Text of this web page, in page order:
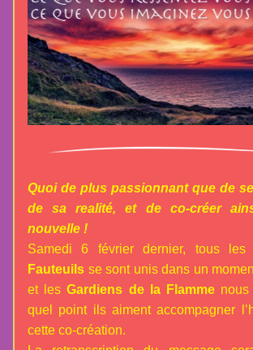
Quoi de plus passionnant que de
de sa realité, et de co-créer
nouvelle !
Samedi 6 février dernier, tous les
Fauteuils se sont unis dans un
et les Gardiens de la Flamme
quel point ils aiment accompagner
cette co-création.